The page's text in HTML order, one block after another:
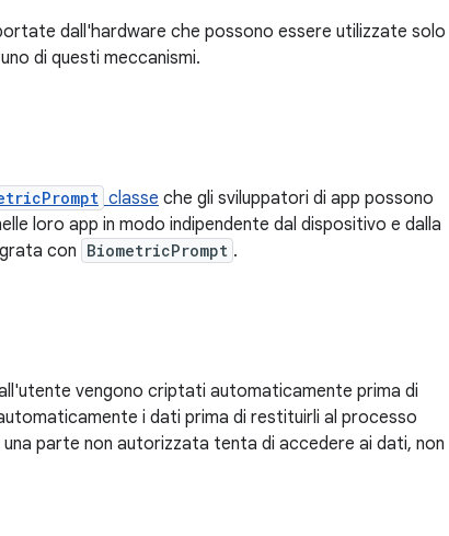
dall'hardware che possono essere utilizzate solo
di questi meccanismi.
classe che gli sviluppatori di app possono
loro app in modo indipendente dal dispositivo e dalla
con BiometricPrompt .
vengono criptati automaticamente prima di
i dati prima di restituirli al processo
parte non autorizzata tenta di accedere ai dati, non